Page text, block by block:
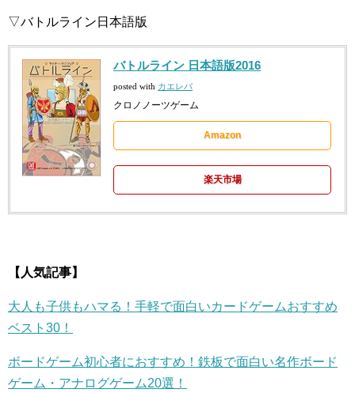
▽バトルライン日本語版
バトルライン 日本語版2016
posted with カエレバ
クロノノーツゲーム
Amazon
楽天市場
【人気記事】
大人も子供もハマる！手軽で面白いカードゲームおすすめ
ベスト30！
ボードゲーム初心者におすすめ！鉄板で面白い名作ボード
ゲーム・アナログゲーム20選！